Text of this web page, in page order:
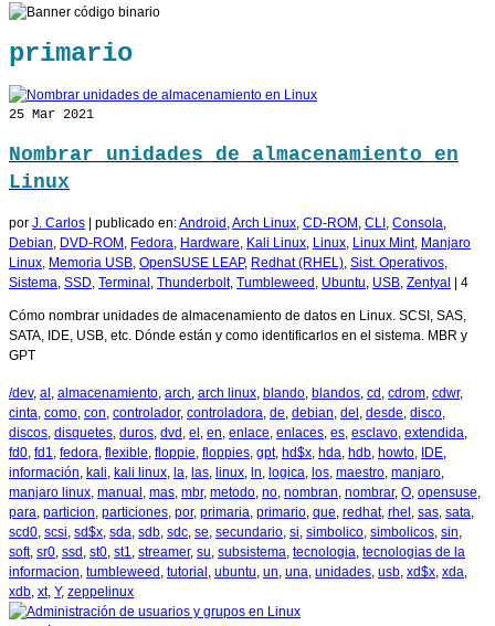
primario
25 Mar 2021
Nombrar unidades de almacenamiento en
Linux
por J. Carlos publicado en:Android ,Arch Linux, CD-ROM , CLI , Consola,
Debian, DVD-ROM , Fedora, Hardware, Kali Linux, Linux, Linux Mint, Manjaro
Linux, Memoria USB, OpenSUSE LEAP, Redhat (RHEL), Sist. Operativos,
Sistema, SSD, Terminal , Thunderbolt, Tumbleweed , Ubuntu, USB, Zentyal 4
Cómo nombrar unidades de almacenamiento de datos en Linux. SCSI, SAS,
SATA, IDE, USB, etc. Dónde están y como identificarlos en el sistema. MBR y
GPT
/dev, al , almacenamiento, arch, arch linux, blando, blandos, cd , cdrom, cdwr,
cinta, como, con, controlador, controladora, de, debian, del , desde, disco,
discos, disquetes, duros, dvd , el , en, enlace, enlaces, es, esclavo, extendida,
fd0, fd1, fedora, flexible, floppie, floppies, gpt, hd$x, hda, hdb, howto, IDE,
información, kali, kali linux, la, las, linux, ln, logica, los, maestro, manjaro,
manjaro linux, manual , mas, mbr, metodo, no, nombran, nombrar, O, opensuse,
para, particion, particiones, por, primaria, primario, que, redhat, rhel , sas, sata,
scd0, scsi, sd$x, sda, sdb, sdc, se, secundario, si, simbolico, simbolicos, sin,
soft, sr0, ssd , st0, st1, streamer, su, subsistema, tecnologia, tecnologias de la
informacion, tumbleweed , tutorial , ubuntu, un, una, unidades, usb, xd$x, xda,
xdb, xt, Y, zeppelinux